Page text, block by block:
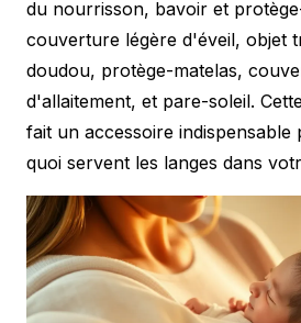
du nourrisson, bavoir et
couverture légère d'éveil, objet
doudou, protège-matelas,
d'allaitement, et pare-soleil.
fait un accessoire
quoi servent les langes dans